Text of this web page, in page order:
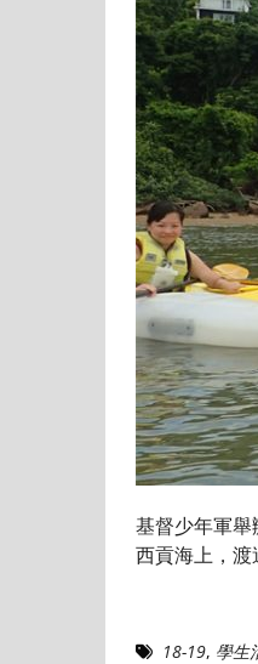
基督少年軍
西貢海上，
18-19, 學生